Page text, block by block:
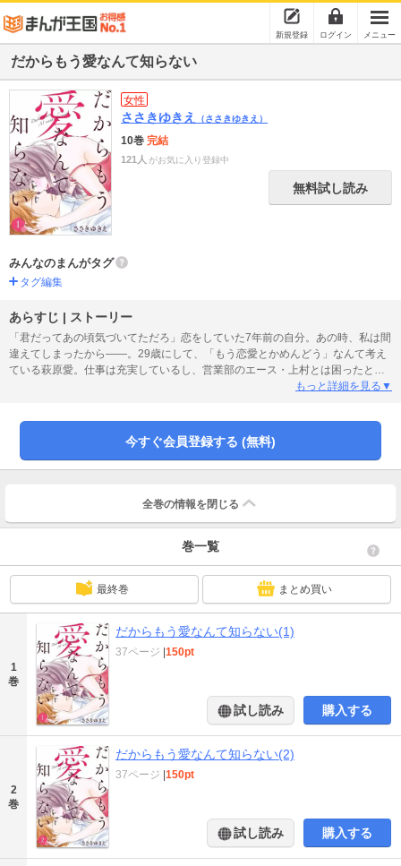
新規登録 ログイン メニュー
だからもう愛なんて知らない
女性
ささきゆきえ （ささきゆきえ）
10巻 完結
121人 がお気に入り登録中
無料試し読み
みんなのまんがタグ
タグ編集
あらすじ | ストーリー
「君だってあの頃気づいてただろ」恋をしていた7年前の自分。あの時、私は間
違えてしまったから――。29歳にして、「もう恋愛とかめんどう」なんて考え
ている萩原愛。仕事は充実しているし、営業部のエース・上村とは困ったとき
に助け合える同期の仲。ある日、突然の人事異動で愛の上司になったのは、も
もっと詳細を見る▼
今すぐ会員登録する (無料)
全巻の情報を 閉じる
巻一覧
最終巻 まとめ買い
1
巻
だからもう愛なんて知らない(1)
37ページ |150pt
試し読み 購入する
2
巻
だからもう愛なんて知らない(2)
37ページ |150pt
試し読み 購入する